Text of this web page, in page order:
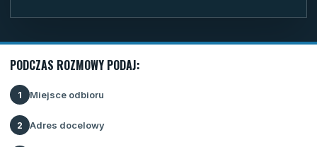
PODCZAS ROZMOWY PODAJ:
1 Miejsce odbioru
2 Adres docelowy